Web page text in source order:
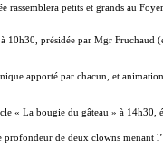
rassemblera petits et grands au
à 10h30, présidée par Mgr Fruchaud
apporté par chacun, et
« La bougie du gâteau » à 14h30,
profondeur de deux clowns menant